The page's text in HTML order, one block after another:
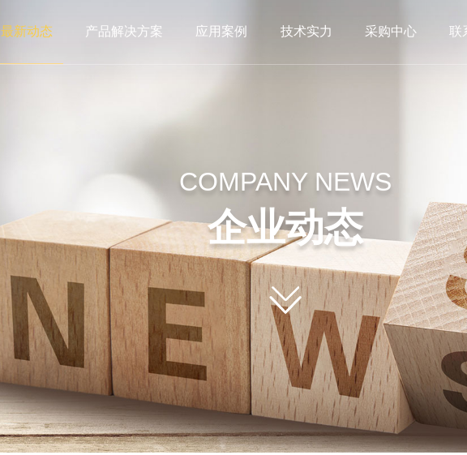
最新动态 产品解决方案 应用案例 技术实力 采购中心 联
COMPANY NEWS
企业动态